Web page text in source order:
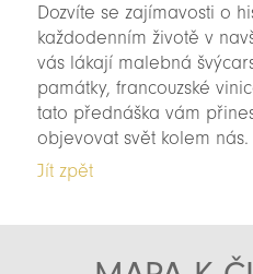
Dozvíte se zajímavosti o
každodenním životě v
vás lákají malebná
památky, francouzské
tato přednáška vám
objevovat svět kolem nás.
Jít zpět